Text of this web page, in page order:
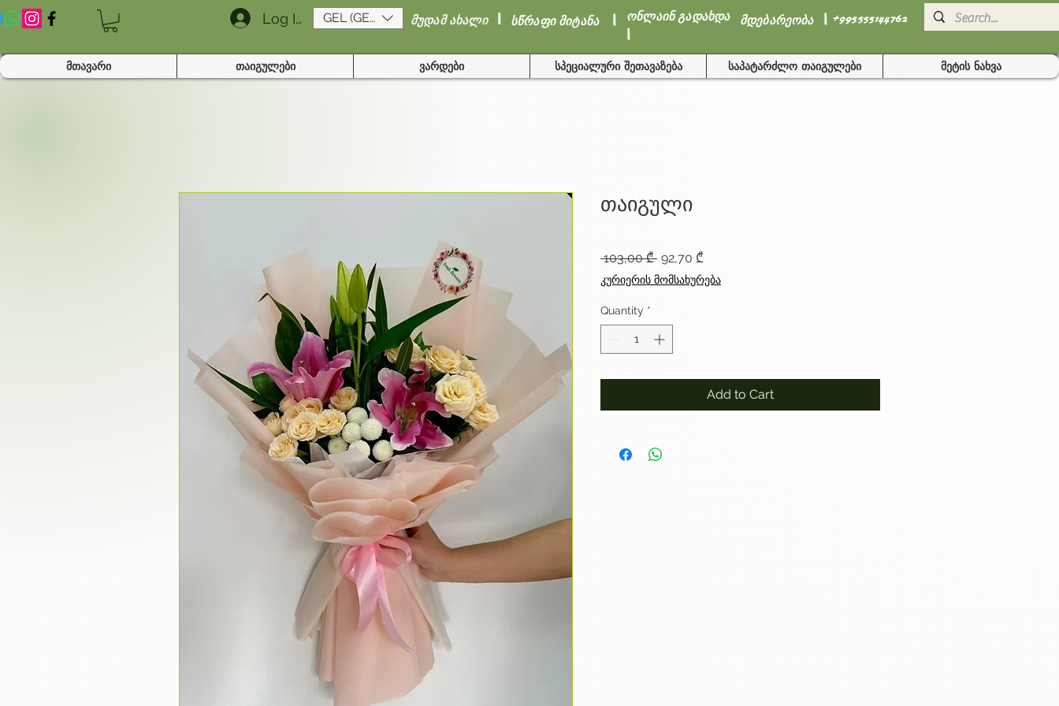
Log In GEL (GEL) მუდამ ახალი I სწრაფი მიტანა I ონლაინ გადახდა
I
მდებარეობა I +995555144762
მთავარი თაიგულები ვარდები სპეციალური შეთავაზება საპატარძლო თაიგულები მეტის ნახვა
თაიგული
103,00 ₾ Regular
Price
92,70 ₾
Price
კურიერის მომსახურება
Quantity *
Add to Cart